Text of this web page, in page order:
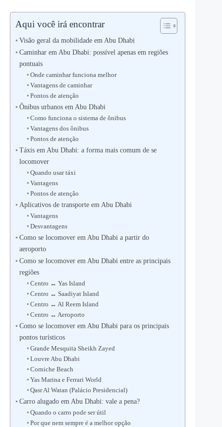
Aqui você irá encontrar
Visão geral da mobilidade em Abu Dhabi
Caminhar em Abu Dhabi: possível apenas em regiões
pontuais
Onde caminhar funciona melhor
Vantagens de caminhar
Pontos de atenção
Ônibus urbanos em Abu Dhabi
Como funciona o sistema de ônibus
Vantagens dos ônibus
Pontos de atenção
Táxis em Abu Dhabi: a forma mais comum de se
locomover
Quando usar táxi
Vantagens
Pontos de atenção
Aplicativos de transporte em Abu Dhabi
Vantagens
Desvantagens
Como se locomover em Abu Dhabi a partir do
aeroporto
Como se locomover em Abu Dhabi entre as principais
regiões
Centro ↔ Yas Island
Centro ↔ Saadiyat Island
Centro ↔ Al Reem Island
Centro ↔ Aeroporto
Como se locomover em Abu Dhabi para os principais
pontos turísticos
Grande Mesquita Sheikh Zayed
Louvre Abu Dhabi
Corniche Beach
Yas Marina e Ferrari World
Qasr Al Watan (Palácio Presidencial)
Carro alugado em Abu Dhabi: vale a pena?
Quando o carro pode ser útil
Por que nem sempre é a melhor opção